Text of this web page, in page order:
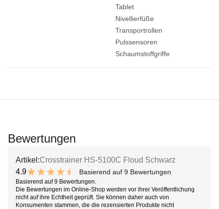
Tablet
Nivellierfüße
Transportrollen
Pulssensoren
Schaumstoffgriffe
Bewertungen
Artikel:Crosstrainer HS-5100C Floud Schwarz
4.9
9.8 out of 10 stars
Basierend auf 9 Bewertungen
Basierend auf 9 Bewertungen.
Die Bewertungen im Online-Shop werden vor ihrer Veröffentlichung
nicht auf ihre Echtheit geprüft. Sie können daher auch von
Konsumenten stammen, die die rezensierten Produkte nicht